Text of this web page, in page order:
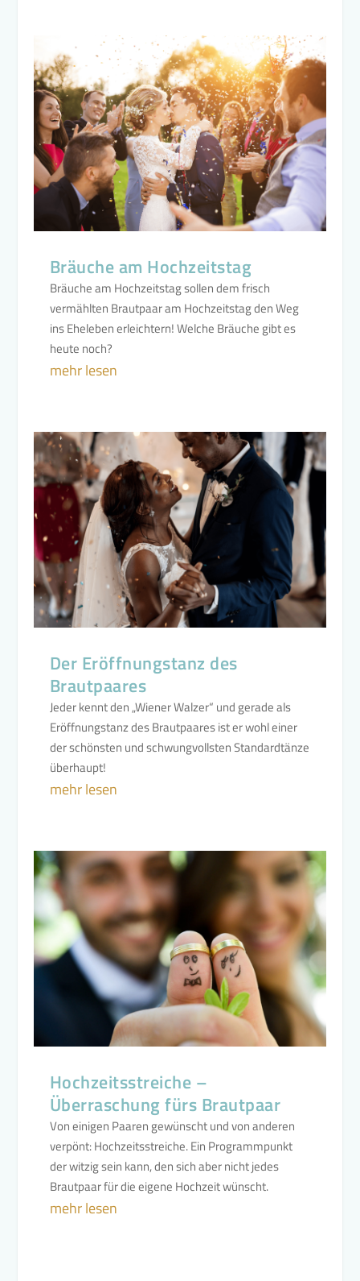
Bräuche am Hochzeitstag
Bräuche am Hochzeitstag sollen dem frisch
vermählten Brautpaar am Hochzeitstag den Weg
ins Eheleben erleichtern! Welche Bräuche gibt es
heute noch?
mehr lesen
Der Eröffnungstanz des
Brautpaares
Jeder kennt den „Wiener Walzer“ und gerade als
Eröffnungstanz des Brautpaares ist er wohl einer
der schönsten und schwungvollsten Standardtänze
überhaupt!
mehr lesen
Hochzeitsstreiche –
Überraschung fürs Brautpaar
Von einigen Paaren gewünscht und von anderen
verpönt: Hochzeitsstreiche. Ein Programmpunkt
der witzig sein kann, den sich aber nicht jedes
Brautpaar für die eigene Hochzeit wünscht.
mehr lesen